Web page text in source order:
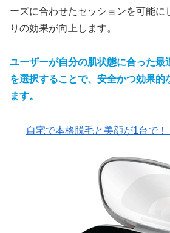
ーズに合わせたセッションを可能に
りの効果が向上します。
ユーザーが自分の肌状態に合った最
を選択することで、安全かつ効果的
ます。
自宅で本格脱毛と美顔が1台で！